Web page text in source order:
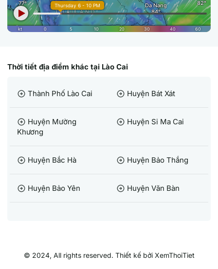
Thời tiết địa điểm khác tại Lào Cai
arrow_circle_right Thành Phố Lào Cai arrow_circle_right Huyện Bát Xát
arrow_circle_right Huyện Mường
Khương
arrow_circle_right Huyện Si Ma Cai
arrow_circle_right Huyện Bắc Hà arrow_circle_right Huyện Bảo Thắng
arrow_circle_right Huyện Bảo Yên arrow_circle_right Huyện Văn Bàn
© 2024, All rights reserved. Thiết kế bởi XemThoiTiet